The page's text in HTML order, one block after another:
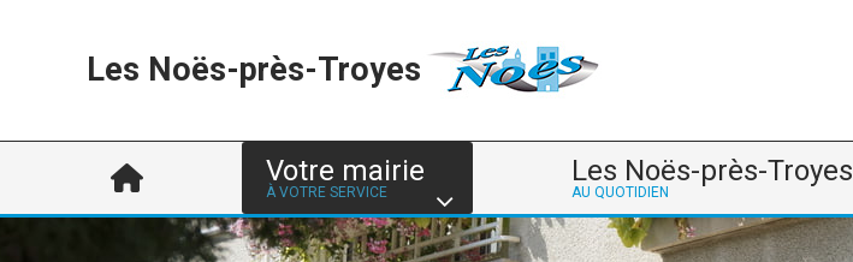
Les Noës-près-Troyes
Votre mairie
À VOTRE SERVICE
Les Noës-près-Troyes
AU QUOTIDIEN